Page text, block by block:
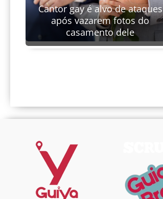
Cantor gay é alvo de ataques
após vazarem fotos do
casamento dele